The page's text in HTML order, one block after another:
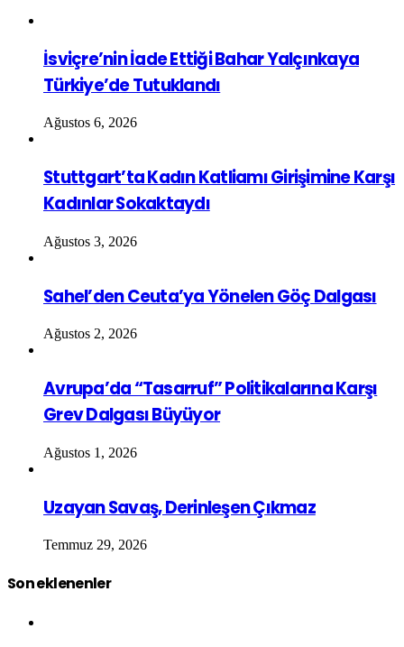
İsviçre’nin İade Ettiği Bahar Yalçınkaya
Türkiye’de Tutuklandı
Ağustos 6, 2026
Stuttgart’ta Kadın Katliamı Girişimine Karşı
Kadınlar Sokaktaydı
Ağustos 3, 2026
Sahel’den Ceuta’ya Yönelen Göç Dalgası
Ağustos 2, 2026
Avrupa’da “Tasarruf” Politikalarına Karşı
Grev Dalgası Büyüyor
Ağustos 1, 2026
Uzayan Savaş, Derinleşen Çıkmaz
Temmuz 29, 2026
Son eklenenler